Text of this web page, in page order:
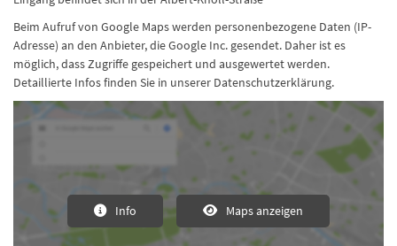
Beim Aufruf von Google Maps werden personenbezogene Daten (IP-
Adresse) an den Anbieter, die Google Inc. gesendet. Daher ist es
möglich, dass Zugriffe gespeichert und ausgewertet werden.
Detaillierte Infos finden Sie in unserer Datenschutzerklärung.
Info Maps anzeigen